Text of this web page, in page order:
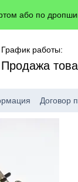
або по
График работы:
Продажа
Договор